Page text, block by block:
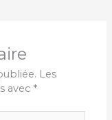
Les
avec *